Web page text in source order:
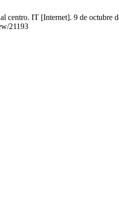
centro. IT [Internet]. 9 de octubre
21193